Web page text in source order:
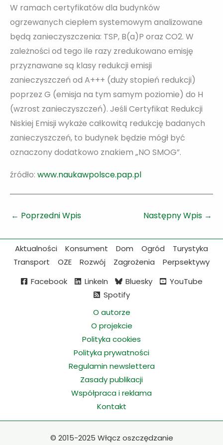
W ramach certyfikatów dla budynków
ogrzewanych ciepłem systemowym analizowane
będą zanieczyszczenia: TSP, B(a)P oraz CO2. W
zależności od tego ile razy zredukowano emisję
przyznawane są klasy redukcji emisji
zanieczyszczeń od A+++ (duży stopień redukcji)
poprzez G (emisja na tym samym poziomie) do H
(wzrost zanieczyszczeń). Jeśli Certyfikat Redukcji
Niskiej Emisji wykaże całkowitą redukcję badanych
zanieczyszczeń, to budynek będzie mógł być
oznaczony dodatkowo znakiem „NO SMOG”.
źródło: www.naukawpolsce.pap.pl
← Poprzedni Wpis Następny Wpis →
Aktualności Konsument Dom Ogród
Turystyka
Transport
OZE Rozwój Zagrożenia
Perpsektywy
Facebook
LinkeIn Bluesky
YouTube
Spotify
O autorze
O projekcie
Polityka cookies
Polityka prywatności
Regulamin newslettera
Zasady publikacji
Współpraca i reklama
Kontakt
© 2015-2025 Włącz oszczędzanie